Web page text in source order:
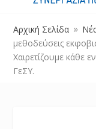
Αρχική Σελίδα 9
μεθοδεύσεις
Χαιρετίζουμε κάθε
ΓεΣΥ.